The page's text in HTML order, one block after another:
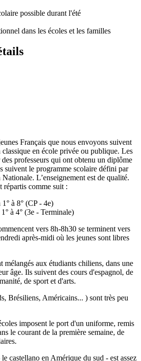
possible durant l'été
dans les écoles et les familles
Français que nous envoyons suivent
en école privée ou publique. Les
des professeurs qui ont obtenu un diplôme
suivent le programme scolaire défini par
L’enseignement est de qualité.
répartis comme suit :
à 8° (CP - 4e)
à 4° (3e - Terminale)
vers 8h-8h30 se terminent vers
après-midi où les jeunes sont libres
mélangés aux étudiants chiliens, dans une
âge. Ils suivent des cours d'espagnol, de
de sport et d'arts.
Brésiliens, Américains... ) sont très peu
imposent le port d'un uniforme, remis
le courant de la première semaine, de
castellano en Amérique du sud - est assez